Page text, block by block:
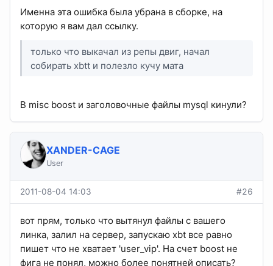
Именна эта ошибка была убрана в сборке, на
которую я вам дал ссылку.
только что выкачал из репы двиг, начал
собирать xbtt и полезло кучу мата
В misc boost и заголовочные файлы mysql кинули?
XANDER-CAGE
User
2011-08-04 14:03 #26
вот прям, только что вытянул файлы с вашего
линка, залил на сервер, запускаю xbt все равно
пишет что не хватает 'user_vip'. На счет boost не
фига не понял, можно более понятней описать?